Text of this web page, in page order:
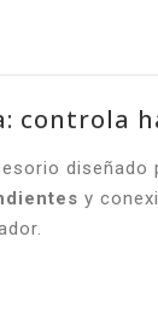
diseñado
y